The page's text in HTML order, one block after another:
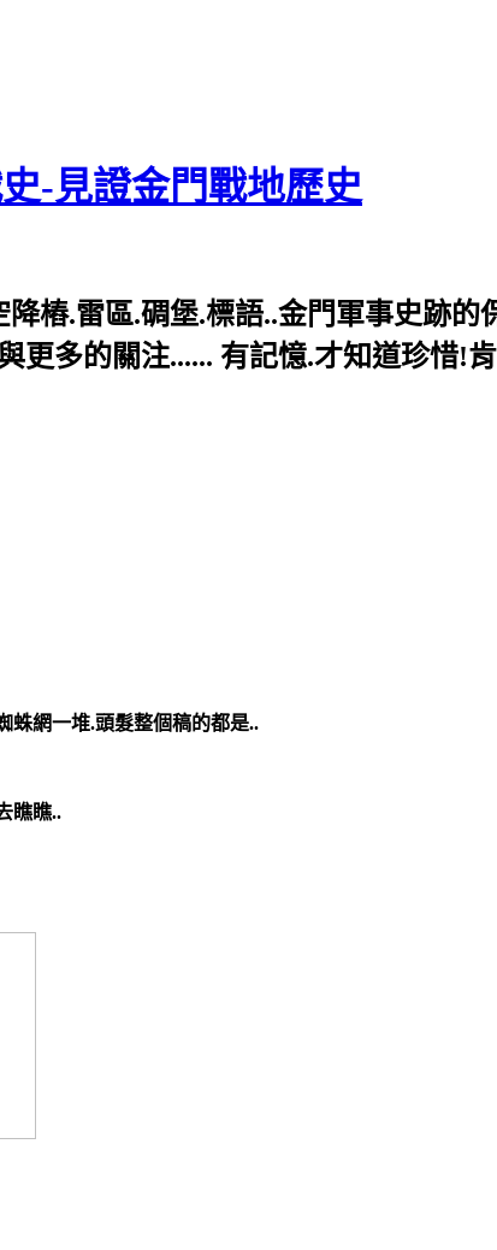
-見證金門戰地歷史
樁.雷區.碉堡.標語..金門軍事史跡
更多的關注...... 有記憶.才知道珍惜!
蛛網一堆.頭髮整個稿的都是..
瞧瞧..